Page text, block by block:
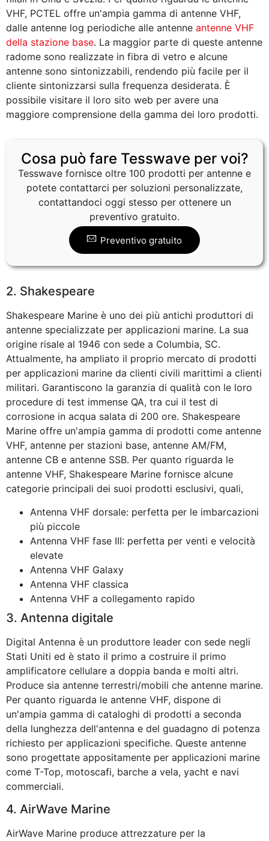
VHF, PCTEL offre un'ampia gamma di antenne VHF,
dalle antenne log periodiche alle antenne antenne VHF
della stazione base. La maggior parte di queste antenne
radome sono realizzate in fibra di vetro e alcune
antenne sono sintonizzabili, rendendo più facile per il
cliente sintonizzarsi sulla frequenza desiderata. È
possibile visitare il loro sito web per avere una
maggiore comprensione della gamma dei loro prodotti.
Cosa può fare Tesswave per voi?
Tesswave fornisce oltre 100 prodotti per antenne e
potete contattarci per soluzioni personalizzate,
contattandoci oggi stesso per ottenere un
preventivo gratuito.
Preventivo gratuito
2. Shakespeare
Shakespeare Marine è uno dei più antichi produttori di
antenne specializzate per applicazioni marine. La sua
origine risale al 1946 con sede a Columbia, SC.
Attualmente, ha ampliato il proprio mercato di prodotti
per applicazioni marine da clienti civili marittimi a clienti
militari. Garantiscono la garanzia di qualità con le loro
procedure di test immense QA, tra cui il test di
corrosione in acqua salata di 200 ore. Shakespeare
Marine offre un'ampia gamma di prodotti come antenne
VHF, antenne per stazioni base, antenne AM/FM,
antenne CB e antenne SSB. Per quanto riguarda le
antenne VHF, Shakespeare Marine fornisce alcune
categorie principali dei suoi prodotti esclusivi, quali,
Antenna VHF dorsale: perfetta per le imbarcazioni
più piccole
Antenna VHF fase III: perfetta per venti e velocità
elevate
Antenna VHF Galaxy
Antenna VHF classica
Antenna VHF a collegamento rapido
3. Antenna digitale
Digital Antenna è un produttore leader con sede negli
Stati Uniti ed è stato il primo a costruire il primo
amplificatore cellulare a doppia banda e molti altri.
Produce sia antenne terrestri/mobili che antenne marine.
Per quanto riguarda le antenne VHF, dispone di
un'ampia gamma di cataloghi di prodotti a seconda
della lunghezza dell'antenna e del guadagno di potenza
richiesto per applicazioni specifiche. Queste antenne
sono progettate appositamente per applicazioni marine
come T-Top, motoscafi, barche a vela, yacht e navi
commerciali.
4. AirWave Marine
AirWave Marine produce attrezzature per la